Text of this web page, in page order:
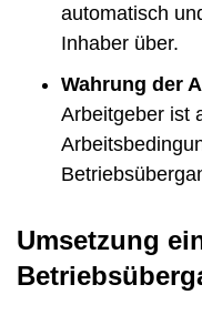
automatisch
Inhaber über.
Wahrung der
Arbeitgeber ist
Umsetzung